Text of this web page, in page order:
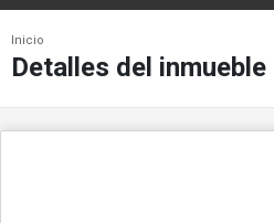
Inicio
Detalles del inmueble